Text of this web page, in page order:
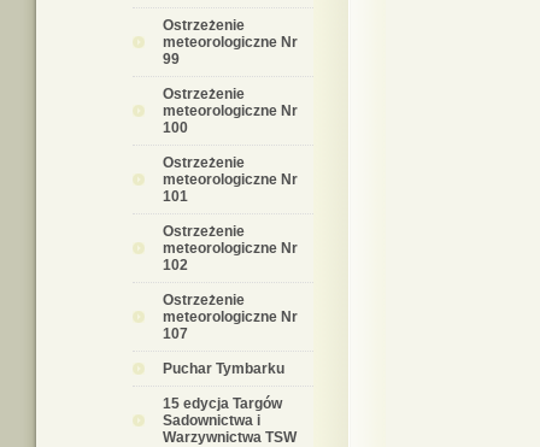
Ostrzeżenie
meteorologiczne Nr
99
Ostrzeżenie
meteorologiczne Nr
100
Ostrzeżenie
meteorologiczne Nr
101
Ostrzeżenie
meteorologiczne Nr
102
Ostrzeżenie
meteorologiczne Nr
107
Puchar Tymbarku
15 edycja Targów
Sadownictwa i
Warzywnictwa TSW